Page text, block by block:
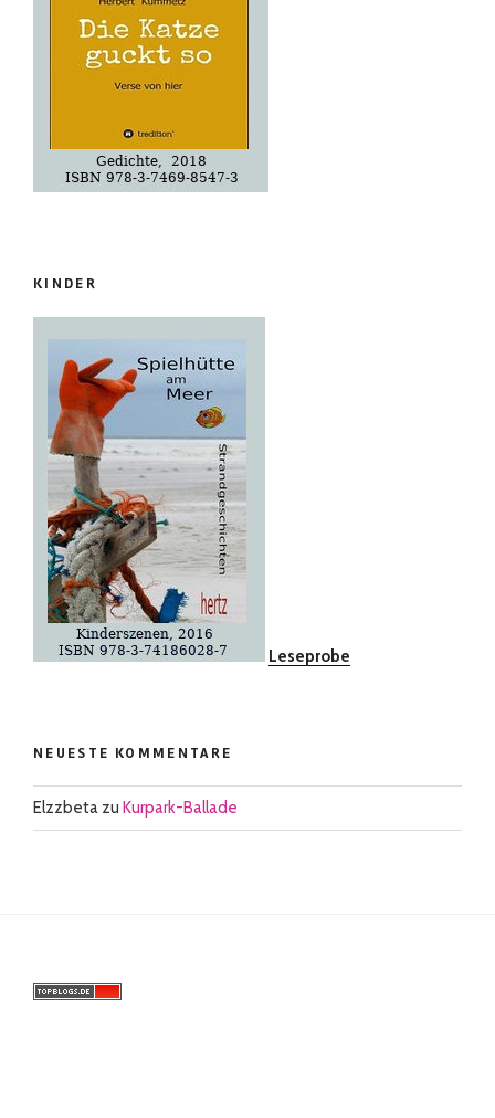
KINDER
Leseprobe
NEUESTE KOMMENTARE
Elzzbeta zu Kurpark-Ballade